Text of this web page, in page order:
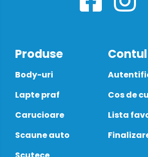
Produse
Body-uri
Lapte praf
Carucioare
Scaune auto
Cos de
Lista